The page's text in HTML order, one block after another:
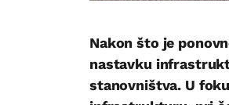
Nakon što je
nastavku
stanovništva. U